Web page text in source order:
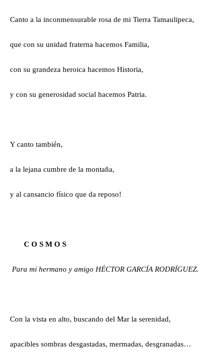
Canto a la inconmensurable rosa de mi Tierra Tamaulipeca,
que con su unidad fraterna hacemos Familia,
con su grandeza heroica hacemos Historia,
y con su generosidad social hacemos Patria.
Y canto también,
a la lejana cumbre de la montaña,
y al cansancio físico que da reposo!
C O S M O S
Para mi hermano y amigo HÉCTOR GARCÍA RODRÍGUEZ.
Con la vista en alto, buscando del Mar la serenidad,
apacibles sombras desgastadas, mermadas, desgranadas…